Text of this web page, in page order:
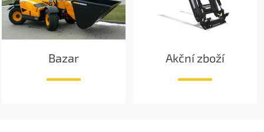
Bazar Akční zboží